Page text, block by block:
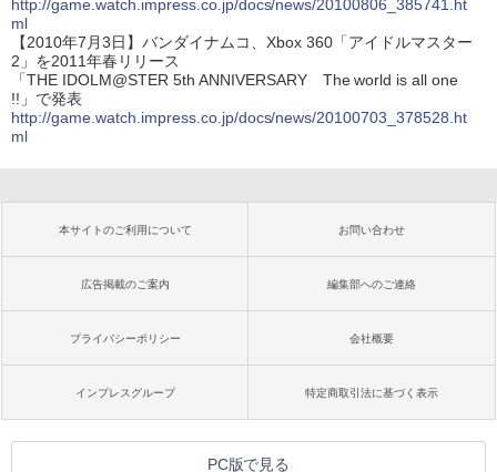
http://game.watch.impress.co.jp/docs/news/20100806_385741.ht
ml
【2010年7月3日】バンダイナムコ、Xbox 360「アイドルマスター
2」を2011年春リリース
「THE IDOLM@STER 5th ANNIVERSARY The world is all one
!!」で発表
http://game.watch.impress.co.jp/docs/news/20100703_378528.ht
ml
本サイトのご利用について お問い合わせ
広告掲載のご案内 編集部へのご連絡
プライバシーポリシー 会社概要
インプレスグループ 特定商取引法に基づく表示
PC版で見る